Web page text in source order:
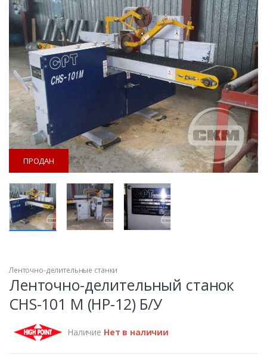
ПРОДАН
ПРОДАН
Ленточно-делительные станки
Ленточно-делительный станок
CHS-101 M (HP-12) Б/У
Наличие Нет в наличии